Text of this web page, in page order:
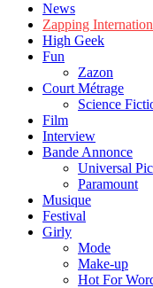
News
Zapping
High Geek
Fun
Zazon
Court Métrage
Science
Film
Interview
Bande Annonce
Universal
Paramount
Musique
Festival
Girly
Mode
Make-up
Hot For